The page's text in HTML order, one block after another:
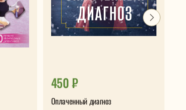
450 ₽
Оплаченный диагноз